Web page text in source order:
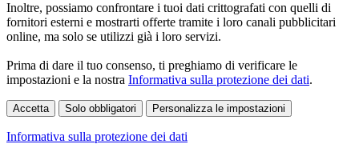
Inoltre, possiamo confrontare i tuoi dati crittografati con quelli di
fornitori esterni e mostrarti offerte tramite i loro canali pubblicitari
online, ma solo se utilizzi già i loro servizi.
Prima di dare il tuo consenso, ti preghiamo di verificare le
impostazioni e la nostra Informativa sulla protezione dei dati.
Accetta Solo obbligatori Personalizza le impostazioni
Informativa sulla protezione dei dati